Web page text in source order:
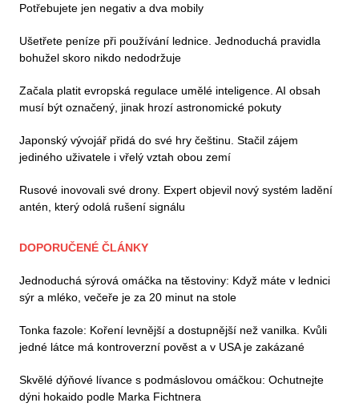
Potřebujete jen negativ a dva mobily
Ušetřete peníze při používání lednice. Jednoduchá pravidla
bohužel skoro nikdo nedodržuje
Začala platit evropská regulace umělé inteligence. AI obsah
musí být označený, jinak hrozí astronomické pokuty
Japonský vývojář přidá do své hry češtinu. Stačil zájem
jediného uživatele i vřelý vztah obou zemí
Rusové inovovali své drony. Expert objevil nový systém ladění
antén, který odolá rušení signálu
DOPORUČENÉ ČLÁNKY
Jednoduchá sýrová omáčka na těstoviny: Když máte v lednici
sýr a mléko, večeře je za 20 minut na stole
Tonka fazole: Koření levnější a dostupnější než vanilka. Kvůli
jedné látce má kontroverzní pověst a v USA je zakázané
Skvělé dýňové lívance s podmáslovou omáčkou: Ochutnejte
dýni hokaido podle Marka Fichtnera